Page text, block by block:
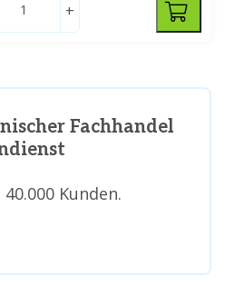
+
Fachhandel
Kunden.